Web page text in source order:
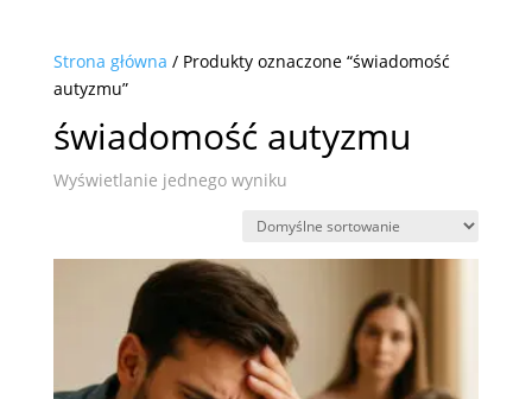
Strona główna / Produkty oznaczone “świadomość
autyzmu”
świadomość autyzmu
Wyświetlanie jednego wyniku